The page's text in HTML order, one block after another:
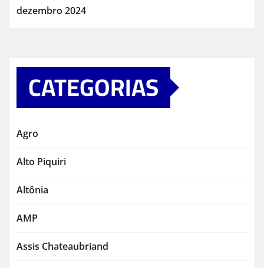
dezembro 2024
CATEGORIAS
Agro
Alto Piquiri
Altônia
AMP
Assis Chateaubriand